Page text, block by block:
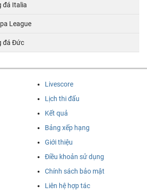
đá Italia
League
đá Đức
Livescore
Lịch thi đấu
Kết quả
Bảng xếp hạng
Giới thiệu
Điều khoản sử dụng
Chính sách bảo mật
Liên hệ hợp tác